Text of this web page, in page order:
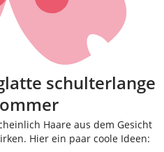
schulterlange
Haare aus dem Gesicht
Hier ein paar coole Ideen: